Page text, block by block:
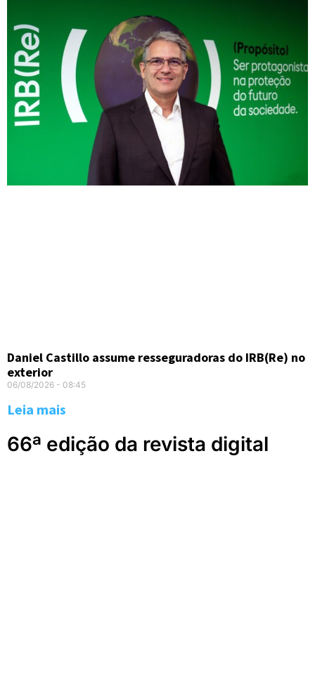
Daniel Castillo assume resseguradoras do IRB(Re) no
exterior
06/08/2026 08:45
Leia mais
66ª edição da revista digital